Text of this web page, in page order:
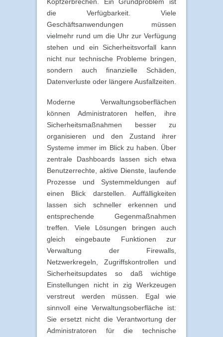
die Verfügbarkeit. Viele
Geschäftsanwendungen müssen
vielmehr rund um die Uhr zur Verfügung
stehen und ein Sicherheitsvorfall kann
nicht nur technische Probleme bringen,
sondern auch finanzielle Schäden,
Datenverluste oder längere Ausfallzeiten.
Moderne Verwaltungsoberflächen
können Administratoren helfen, ihre
Sicherheitsmaßnahmen besser zu
organisieren und den Zustand ihrer
Systeme immer im Blick zu haben. Über
zentrale Dashboards lassen sich etwa
Benutzerrechte, aktive Dienste, laufende
Prozesse und Systemmeldungen auf
einen Blick darstellen. Auffälligkeiten
lassen sich schneller erkennen und
entsprechende Gegenmaßnahmen
treffen. Viele Lösungen bringen auch
gleich eingebaute Funktionen zur
Verwaltung der Firewalls,
Netzwerkregeln, Zugriffskontrollen und
Sicherheitsupdates so daß wichtige
Einstellungen nicht in zig Werkzeugen
verstreut werden müssen. Egal wie
sinnvoll eine Verwaltungsoberfläche ist:
Sie ersetzt nicht die Verantwortung der
Administratoren für die technische